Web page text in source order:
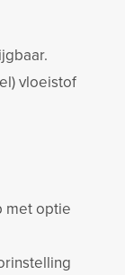
vloeistof
met optie